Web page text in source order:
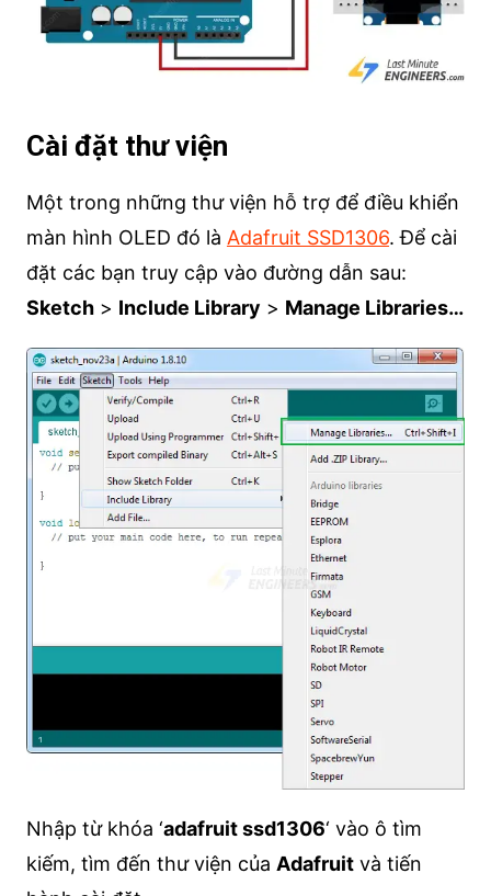
Cài đặt thư viện
Một trong những thư viện hỗ trợ để điều khiển
màn hình OLED đó là Adafruit SSD1306. Để cài
đặt các bạn truy cập vào đường dẫn sau:
Sketch> Include Library > Manage Libraries…
Nhập từ khóa ‘adafruit ssd1306‘ vào ô tìm
kiếm, tìm đến thư viện của Adafruitvà tiến